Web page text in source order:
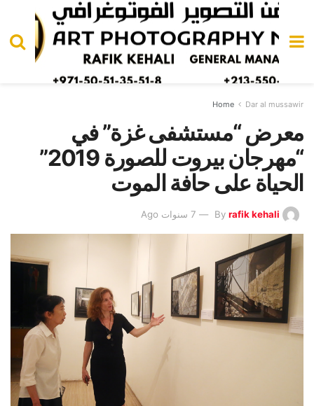
Home Dar al mussawir
معرض “مستشفى غزة” في
“مهرجان بيروت للصورة 2019”
الحياة على حافة الموت
By rafik kehali 7 سنوات Ago